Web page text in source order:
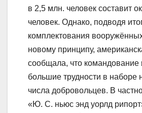
в 2,5 млн. человек составит
человек. Однако, подводя
комплектования
новому принципу,
сообщала, что командование
большие трудности в наборе
числа добровольцев. В
«Ю. С. ньюс энд уорлд